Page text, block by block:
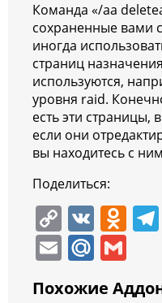
Команда «/aa
сохраненные вами
иногда
страниц
используются,
уровня raid.
есть эти страницы,
если они
вы находитесь с
Поделиться:
C
o
p
V
K
O
E M
Похожие